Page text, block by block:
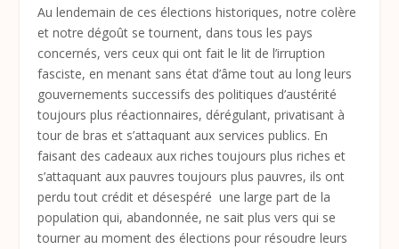
Au lendemain de ces élections historiques, notre colère
et notre dégoût se tournent, dans tous les pays
concernés, vers ceux qui ont fait le lit de l’irruption
fasciste, en menant sans état d’âme tout au long leurs
gouvernements successifs des politiques d’austérité
toujours plus réactionnaires, dérégulant, privatisant à
tour de bras et s’attaquant aux services publics. En
faisant des cadeaux aux riches toujours plus riches et
s’attaquant aux pauvres toujours plus pauvres, ils ont
perdu tout crédit et désespéré une large part de la
population qui, abandonnée, ne sait plus vers qui se
tourner au moment des élections pour résoudre leurs